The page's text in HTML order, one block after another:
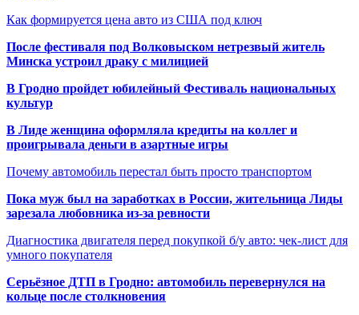
Как формируется цена авто из США под ключ
После фестиваля под Волковыском нетрезвый житель
Минска устроил драку с милицией
В Гродно пройдет юбилейный Фестиваль национальных
культур
В Лиде женщина оформляла кредиты на коллег и
проигрывала деньги в азартные игры
Почему автомобиль перестал быть просто транспортом
Пока муж был на заработках в России, жительница Лиды
зарезала любовника из-за ревности
Диагностика двигателя перед покупкой б/у авто: чек-лист для
умного покупателя
Серьёзное ДТП в Гродно: автомобиль перевернулся на
кольце после столкновения